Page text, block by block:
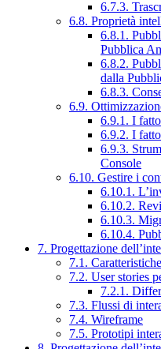
6.7.3.
6.8. Proprietà
6.8.1.
Pubblica
6.8.2.
dalla
6.8.3.
6.9.
6.9.1. I
6.9.2. I
6.9.3.
Console
6.10. Gestire i
6.10.1.
6.10.2.
6.10.3.
6.10.4.
7. Progettazione
7.1.
7.2. User stories
7.2.1.
7.3. Flussi di
7.4. Wireframe
7.5. Prototipi